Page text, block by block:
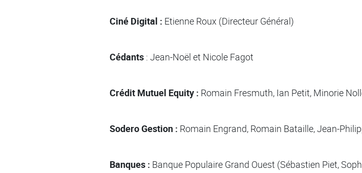
Ciné Digital : Etienne Roux (Directeur Général)
Cédants : Jean-Noël et Nicole Fagot
Crédit Mutuel Equity : Romain Fresmuth, Ian Petit, Minorie
Sodero Gestion : Romain Engrand, Romain Bataille, Jean-
Banques : Banque Populaire Grand Ouest (Sébastien Piet,